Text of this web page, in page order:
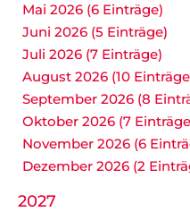
Mai 2026 (6 Einträge)
Juni 2026 (5 Einträge)
Juli 2026 (7 Einträge)
August 2026 (10
September 2026 (8
Oktober 2026 (7
November 2026 (6
Dezember 2026 (2
2027